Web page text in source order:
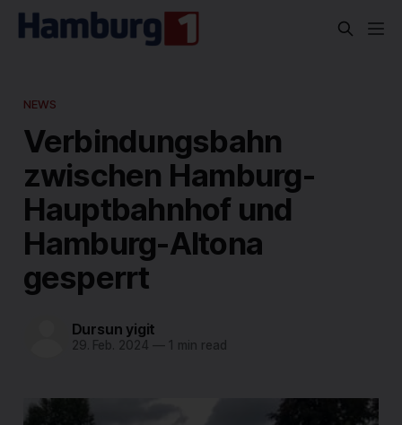
NEWS
Verbindungsbahn
zwischen Hamburg-
Hauptbahnhof und
Hamburg-Altona
gesperrt
Dursun yigit
29. Feb. 2024 —1 min read